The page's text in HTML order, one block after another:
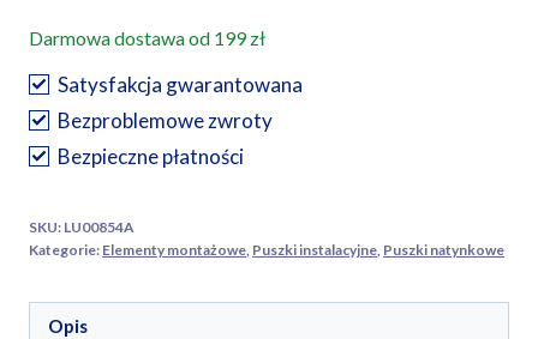
puszka
natynkowa
IP56
190x140x70,
szara
Darmowa dostawa od 199 zł
Satysfakcja gwarantowana
Bezproblemowe zwroty
Bezpieczne płatności
SKU: LU00854A
Kategorie: Elementy montażowe Puszki instalacyjne Puszki natynkowe
Opis